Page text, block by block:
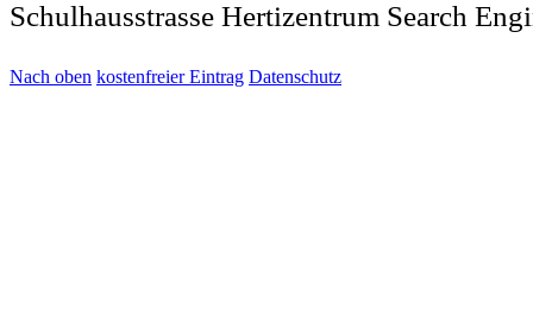
Schulhausstrasse Hertizentrum Search
Nach oben kostenfreier Eintrag Datenschutz